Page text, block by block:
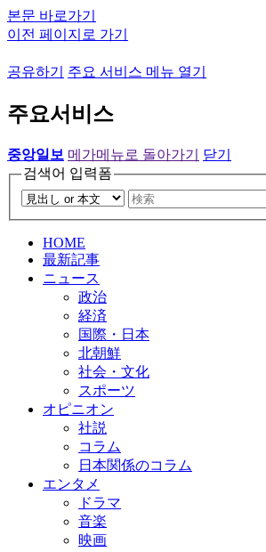
본문 바로가기
이전 페이지로 가기
공유하기 주요 서비스 메뉴 열기
주요서비스
중앙일보 메가메뉴로 돌아가기
닫기
검색어 입력폼
HOME
最新記事
ニュース
政治
経済
国際・日本
北朝鮮
社会・文化
スポーツ
オピニオン
社説
コラム
日本関係のコラム
エンタメ
ドラマ
音楽
映画